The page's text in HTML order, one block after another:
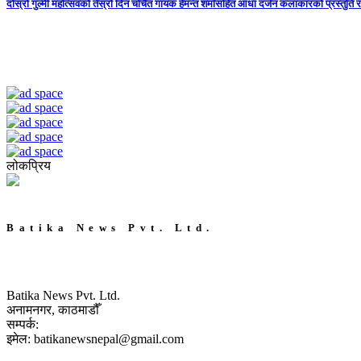
दोस्रो गुल्मी महोत्सवको तेस्रो दिन चर्चित गायक हेमन्त शर्मासहित आधा दर्जन कलाकारको प्रस्तुति
लोकप्रिय
Batika News Pvt. Ltd.
Batika News Pvt. Ltd.
अनामनगर, काठमाडौँ
सम्पर्क:
इमेल: batikanewsnepal@gmail.com